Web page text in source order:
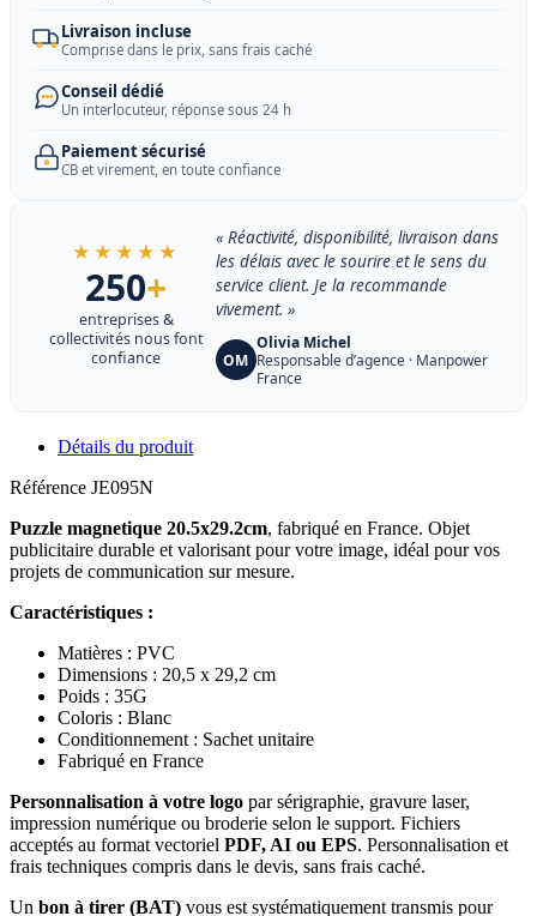
Livraison incluse
Comprise dans le prix, sans frais caché
Conseil dédié
Un interlocuteur, réponse sous 24 h
Paiement sécurisé
CB et virement, en toute confiance
★★★★★
250+
entreprises &
collectivités nous font
confiance
« Réactivité, disponibilité, livraison dans
les délais avec le sourire et le sens du
service client. Je la recommande
vivement. »
OM
Olivia Michel
Responsable d’agence · Manpower
France
Détails du produit
Référence JE095N
Puzzle magnetique 20.5x29.2cm, fabriqué en France. Objet
publicitaire durable et valorisant pour votre image, idéal pour vos
projets de communication sur mesure.
Caractéristiques :
Matières : PVC
Dimensions : 20,5 x 29,2 cm
Poids : 35G
Coloris : Blanc
Conditionnement : Sachet unitaire
Fabriqué en France
Personnalisation à votre logo par sérigraphie, gravure laser,
impression numérique ou broderie selon le support. Fichiers
acceptés au format vectoriel PDF, AI ou EPS. Personnalisation et
frais techniques compris dans le devis, sans frais caché.
Un bon à tirer (BAT) vous est systématiquement transmis pour